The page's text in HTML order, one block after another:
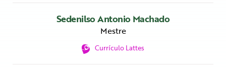
Sedenilso Antonio Machado
Mestre
Currículo Lattes